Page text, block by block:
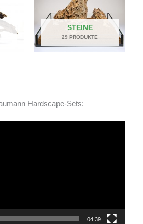
STEINE
29 PRODUKTE
Hardscape-Sets:
04:39